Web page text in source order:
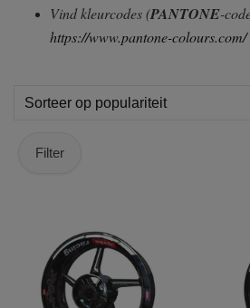
Vind kleurcodes (PANTONE-
https://www.pantone-colours.com/
Filter